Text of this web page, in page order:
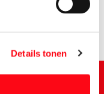
Details tonen